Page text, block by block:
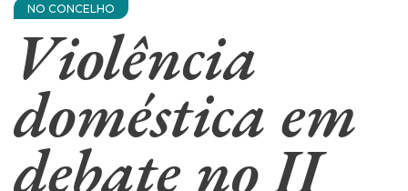
NO CONCELHO
Violência
doméstica em
debate no II